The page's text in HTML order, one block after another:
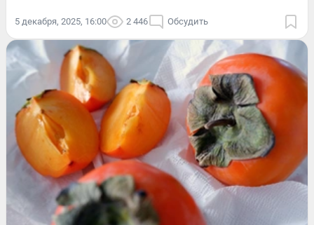
5 декабря, 2025, 16:00 2 446 Обсудить